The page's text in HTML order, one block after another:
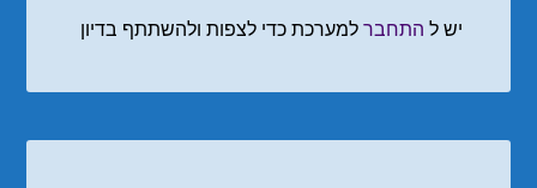
יש ל התחברלמערכת כדי לצפות ולהשתתף בדיון